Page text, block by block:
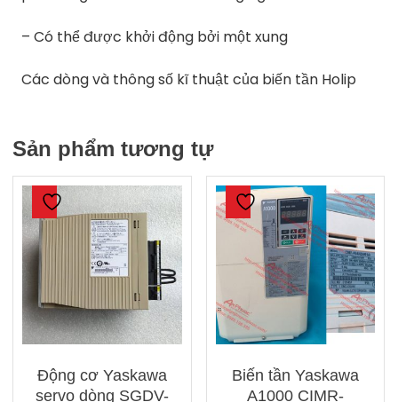
– Có thể được khởi động bởi một xung
Các dòng và thông số kĩ thuật của biến tần Holip
Sản phẩm tương tự
Động cơ Yaskawa
servo dòng SGDV-
Biến tần Yaskawa
A1000 CIMR-